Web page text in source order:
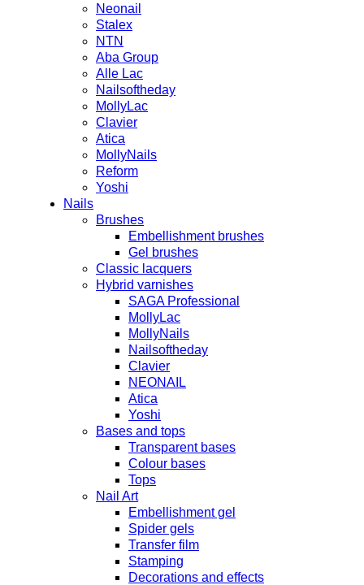
Neonail
Stalex
NTN
Aba Group
Alle Lac
Nailsoftheday
MollyLac
Clavier
Atica
MollyNails
Reform
Yoshi
Nails
Brushes
Embellishment brushes
Gel brushes
Classic lacquers
Hybrid varnishes
SAGA Professional
MollyLac
MollyNails
Nailsoftheday
Clavier
NEONAIL
Atica
Yoshi
Bases and tops
Transparent bases
Colour bases
Tops
Nail Art
Embellishment gel
Spider gels
Transfer film
Stamping
Decorations and effects